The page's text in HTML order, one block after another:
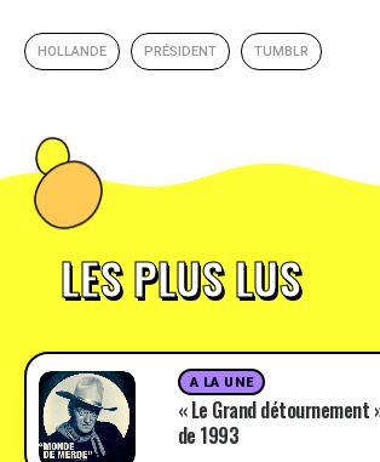
HOLLANDE PRÉSIDENT TUMBLR
LES PLUS LUS
A LA UNE
« Le Grand
de 1993